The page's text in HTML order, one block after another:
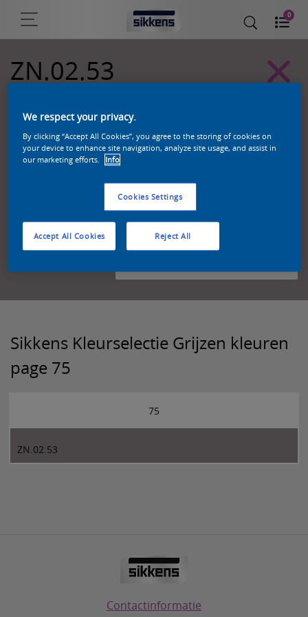
0
ZN.02.53
Sikkens Kleurselectie Grijzen kleuren
page 75
75
ZN.02.53
Contactinformatie
We respect your privacy.
By clicking “Accept All Cookies”, you agree to the storing of cookies on
your device to enhance site navigation, analyze site usage, and assist in
our marketing efforts.
Info
Cookies Settings
Reject All
Accept All Cookies